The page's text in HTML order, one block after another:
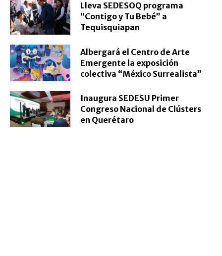
Lleva SEDESOQ programa
“Contigo y Tu Bebé” a
Tequisquiapan
Albergará el Centro de Arte
Emergente la exposición
colectiva “México Surrealista”
Inaugura SEDESU Primer
Congreso Nacional de Clústers
en Querétaro